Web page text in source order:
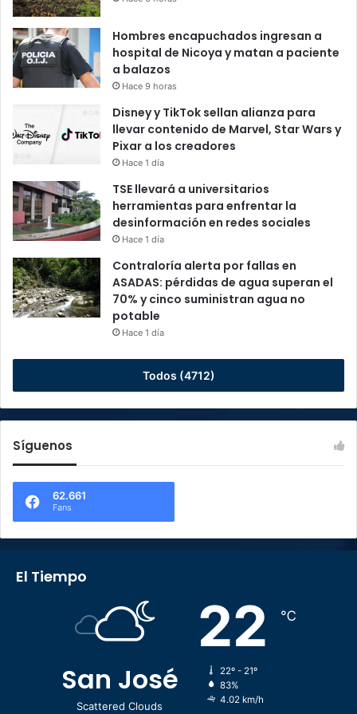
Hombres encapuchados ingresan a
hospital de Nicoya y matan a paciente
a balazos
Hace 9 horas
Disney y TikTok sellan alianza para
llevar contenido de Marvel, Star Wars y
Pixar a los creadores
Hace 1 día
TSE llevará a universitarios
herramientas para enfrentar la
desinformación en redes sociales
Hace 1 día
Contraloría alerta por fallas en
ASADAS: pérdidas de agua superan el
70% y cinco suministran agua no
potable
Hace 1 día
Todos (4712)
Síguenos
62.661
Fans
El Tiempo
San José
Scattered Clouds
22 ℃
22º - 21º
83%
4.02 km/h